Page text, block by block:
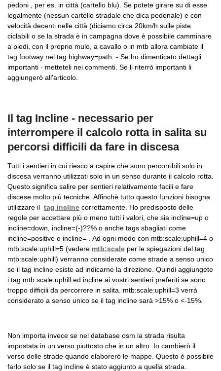
pedoni , per es. in città (cartello blu). Se potete girare su di esse
legalmente (nessun cartello stradale che dica pedonale) e con
velocità decenti nelle città (diciamo circa 20km/h sulle piste
ciclabili o se la strada è in campagna dove è possibile camminare
a piedi, con il proprio mulo, a cavallo o in mtb allora cambiate il
tag footway nel tag highway=path. - Se ho dimenticato dettagli
importanti - metteteli nei commenti. Se li riterrò importanti li
aggiungerò all'articolo.
Il tag Incline - necessario per
interrompere il calcolo rotta in salita su
percorsi difficili da fare in discesa
Tutti i sentieri in cui riesco a capire che sono percorribili solo in
discesa verranno utilizzati solo in un senso durante il calcolo rotta.
Questo significa salire per sentieri relativamente facili e fare
discese molto più tecniche. Affinchè tutto questo funzioni bisogna
utilizzare il tag incline correttamente. Ho predisposto delle
regole per accettare più o meno tutti i valori, che sia incline=up o
incline=down, incline=(-)??% o anche tags sbagliati come
incline=positive o incline=-. Ad ogni modo con mtb:scale:uphill=4 o
mtb:scale:uphill=5 (vedere mtb:scale per le spiegazioni del tag
mtb:scale:uphill) verranno considerate come strade a senso unico
se il tag incline esiste ad indicarne la direzione. Quindi aggiungete
i tag mtb:scale:uphill ed incline ai vostri sentieri preferiti se sono
troppo difficili da percorrere in salita. mtb:scale:uphill=3 verrà
considerato a senso unico se il tag incline sarà >15% o <-15%.
Non importa invece se nel database osm la strada risulta
impostata in un verso piuttosto che in un altro. Io cambierò il
verso delle strade quando elaborerò le mappe. Questo è possibile
farlo solo se il tag incline è stato aggiunto a quella strada.